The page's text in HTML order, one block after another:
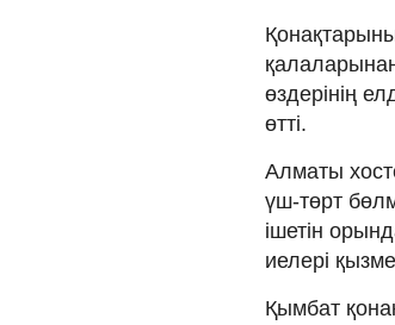
өздерінің
өтті.
Алматы
үш-төрт
ішетін
иелері
Қымбат